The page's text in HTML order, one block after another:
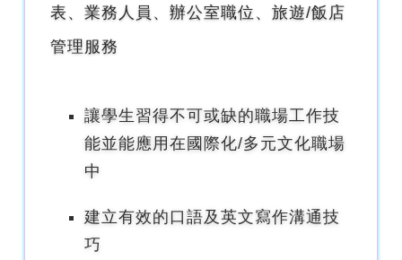
表、業務人員、辦公室職位、旅遊/飯店
管理服務
讓學生習得不可或缺的職場工作技
能並能應用在國際化/多元文化職場
中
建立有效的口語及英文寫作溝通技
巧